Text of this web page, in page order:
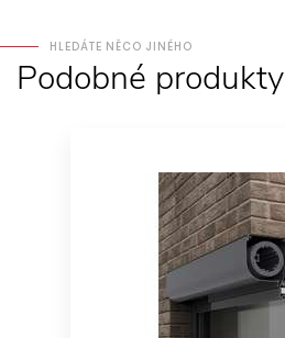
HLEDÁTE NĚCO JINÉHO
Podobné produkty